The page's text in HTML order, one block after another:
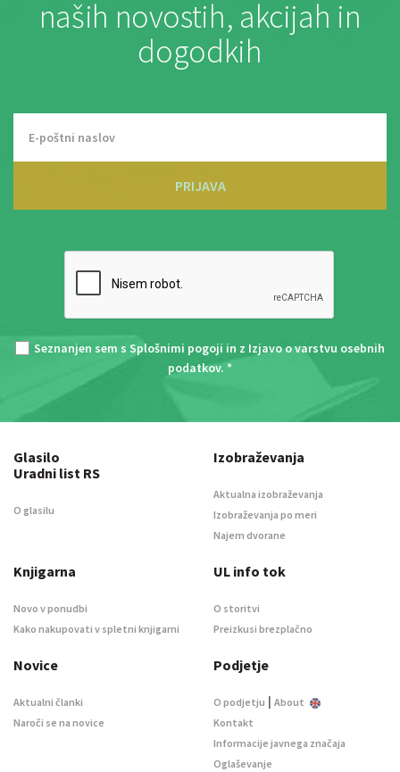
naših novostih, akcijah in
dogodkih
PRIJAVA
Seznanjen sem s Splošnimi pogoji in z Izjavo o varstvu osebnih
podatkov. *
Glasilo
Uradni list RS
O glasilu
Izobraževanja
Aktualna izobraževanja
Izobraževanja po meri
Najem dvorane
Knjigarna
Novo v ponudbi
Kako nakupovati v spletni knjigarni
UL info tok
O storitvi
Preizkusi brezplačno
Novice
Aktualni članki
Naroči se na novice
Podjetje
O podjetju | About
Kontakt
Informacije javnega značaja
Oglaševanje